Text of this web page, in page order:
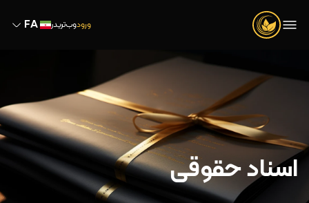
ورودوب‌تریدر
اسناد حقوقی